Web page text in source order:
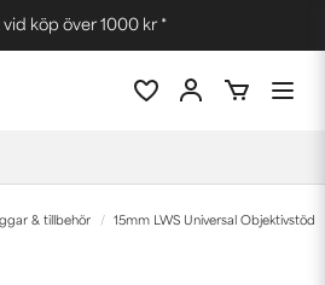
vid köp över 1000 kr *
& tillbehör 15mm LWS Universal Objektivstöd